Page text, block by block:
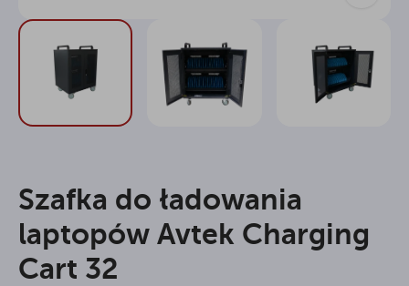
Szafka do ładowania
laptopów Avtek Charging
Cart 32